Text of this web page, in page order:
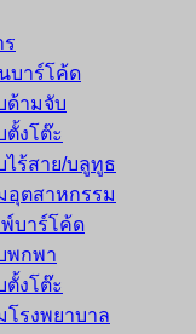
บาร์โค้ด
ด้ามจับ
ตั้งโต๊ะ
ไร้สาย/บลูทูธ
อุตสาหกรรม
บาร์โค้ด
พกพา
ตั้งโต๊ะ
โรงพยาบาล